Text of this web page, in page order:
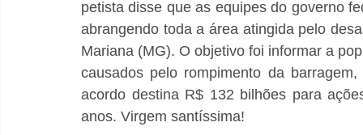
petista disse que as equipes do governo
abrangendo toda a área atingida pelo
Mariana (MG). O objetivo foi informar a
causados pelo rompimento da
acordo destina R$ 132 bilhões para
anos. Virgem santíssima!